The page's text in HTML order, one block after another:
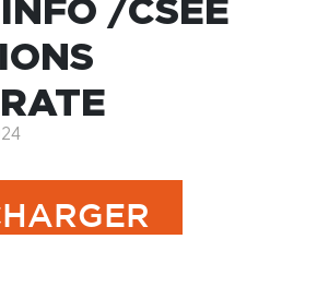
/CSEE